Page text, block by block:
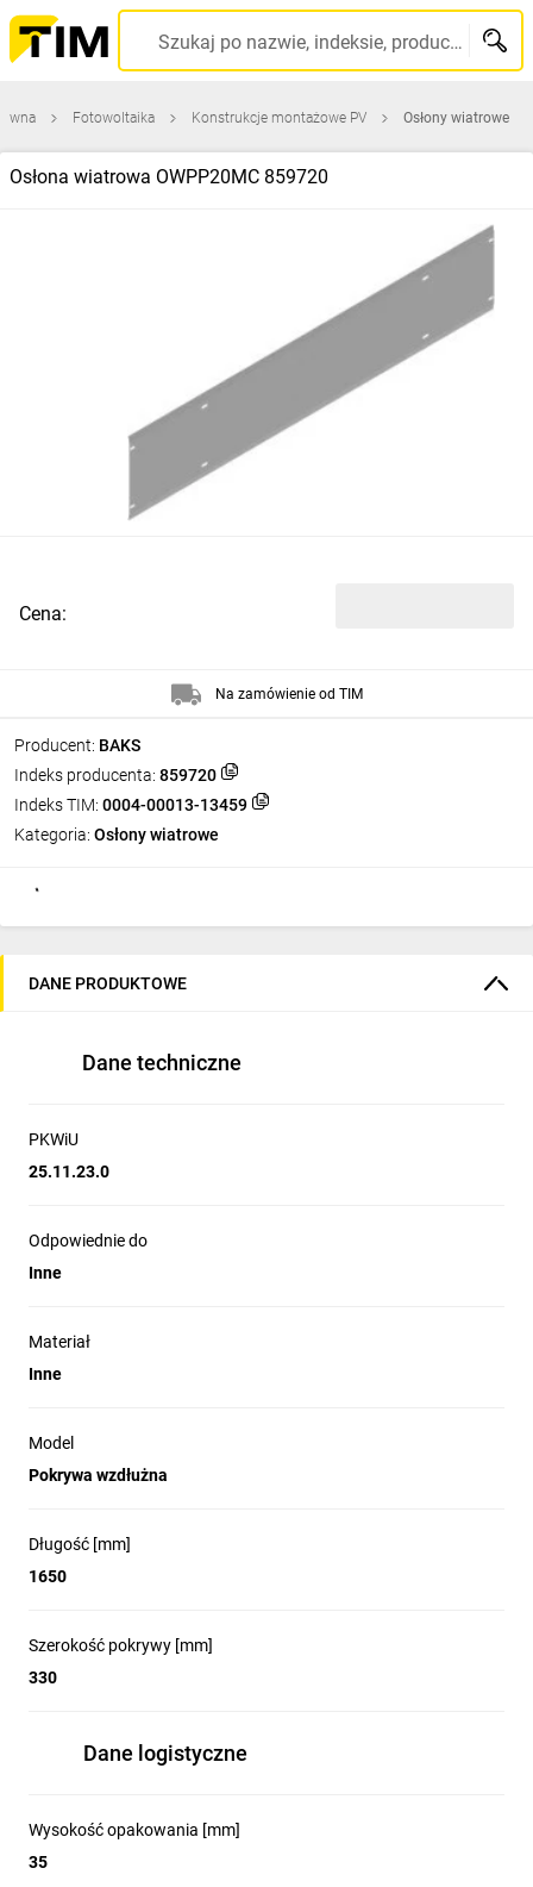
Szukaj po nazwie, indeksie, producencie, kodzie kreskowym...
Fotowoltaika Konstrukcje montażowe PV Osłony wiatrowe
Osłona wiatrowa OWPP20MC 859720
Producent: BAKS
Indeks producenta: 859720
Indeks TIM: 0004-00013-13459
Kategoria: Osłony wiatrowe
Cena:
Na zamówienie od TIM
DANE PRODUKTOWE
Dane techniczne
PKWiU
25.11.23.0
Odpowiednie do
Inne
Materiał
Inne
Model
Pokrywa wzdłużna
Długość [mm]
1650
Szerokość pokrywy [mm]
330
Dane logistyczne
Wysokość opakowania [mm]
35